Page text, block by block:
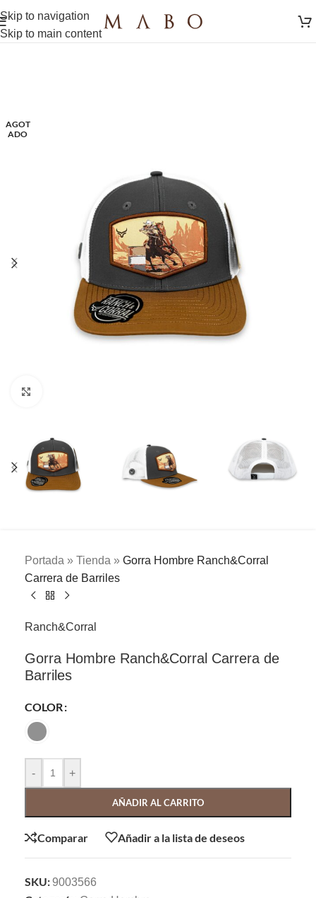
Skip to navigation
Skip to main content
AGOT
ADO
Portada » Tienda » Gorra Hombre Ranch&Corral
Carrera de Barriles
Ranch&Corral
Gorra Hombre Ranch&Corral Carrera de
Barriles
COLOR
- +
AÑADIR AL CARRITO
Comparar Añadir a la lista de deseos
SKU:9003566